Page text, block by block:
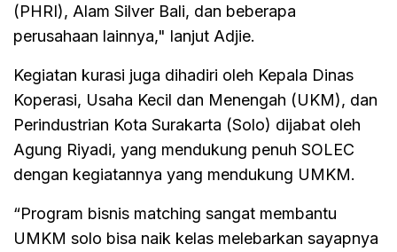
(PHRI), Alam Silver Bali, dan beberapa
perusahaan lainnya," lanjut Adjie.
Kegiatan kurasi juga dihadiri oleh Kepala Dinas
Koperasi, Usaha Kecil dan Menengah (UKM), dan
Perindustrian Kota Surakarta (Solo) dijabat oleh
Agung Riyadi, yang mendukung penuh SOLEC
dengan kegiatannya yang mendukung UMKM.
“Program bisnis matching sangat membantu
UMKM solo bisa naik kelas melebarkan sayapnya